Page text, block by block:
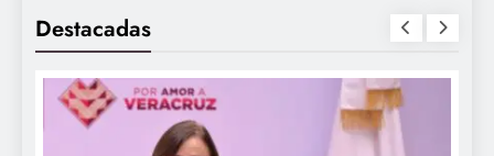
Destacadas